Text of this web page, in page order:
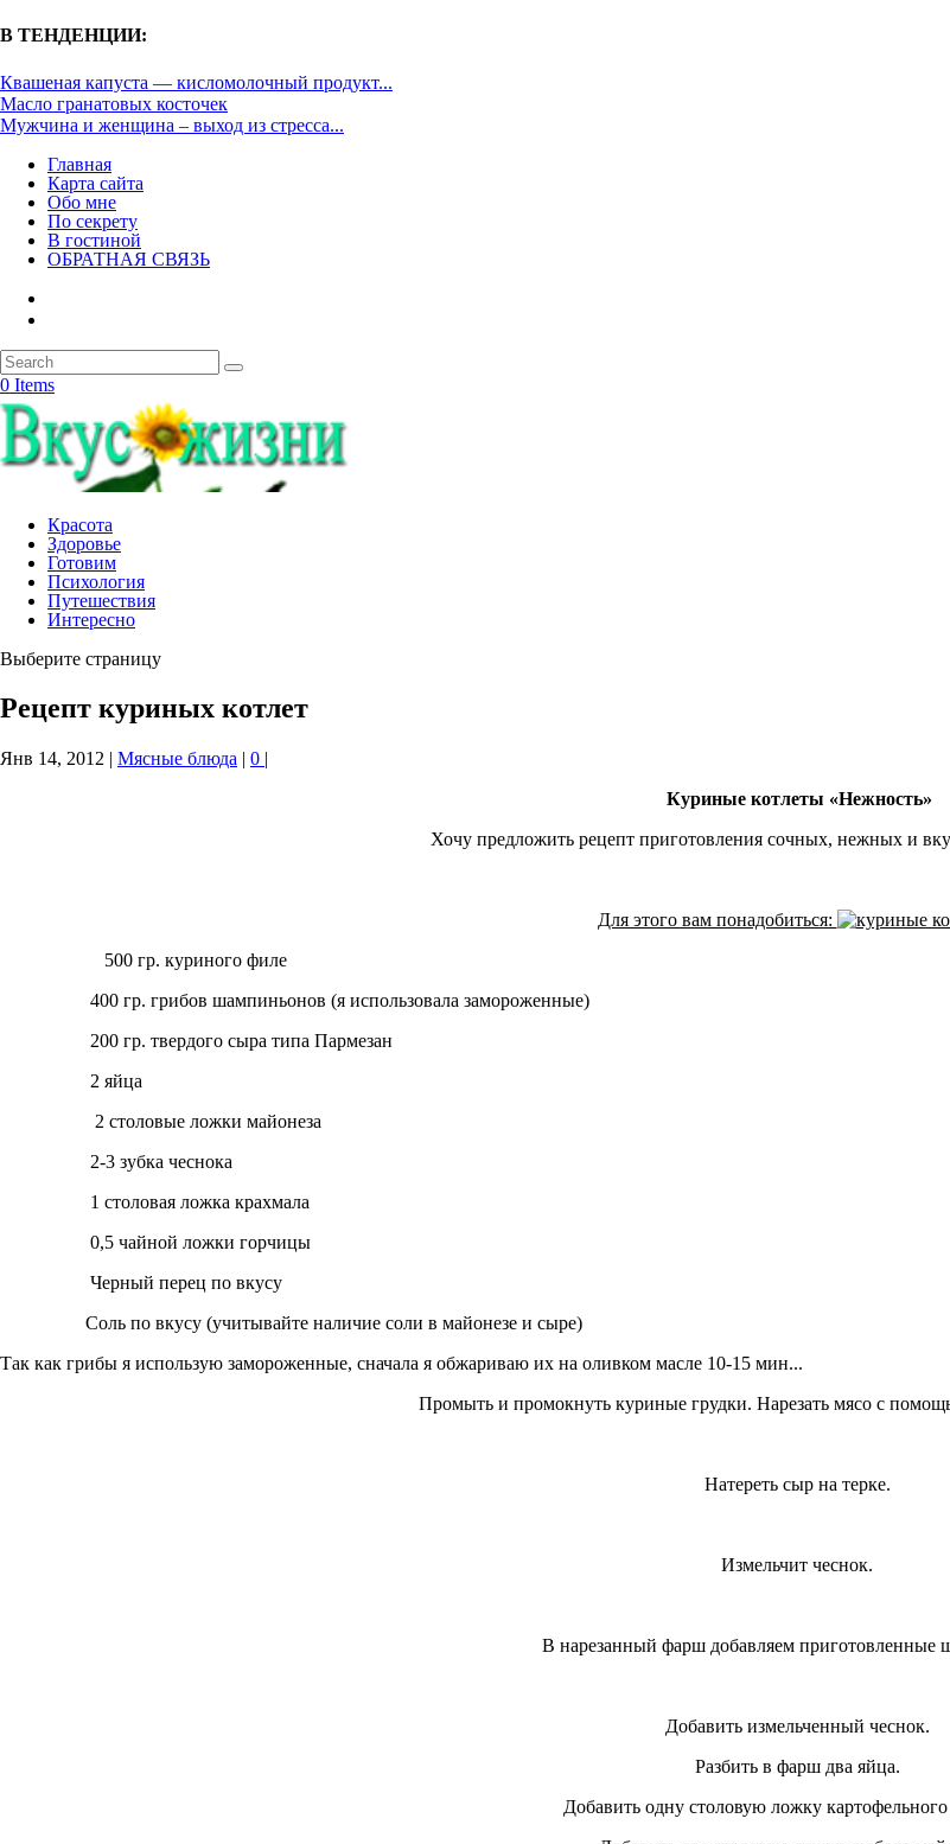
В ТЕНДЕНЦИИ:
Квашеная капуста — кисломолочный продукт...
Масло гранатовых косточек
Мужчина и женщина – выход из стресса...
Главная
Карта сайта
Обо мне
По секрету
В гостиной
ОБРАТНАЯ СВЯЗЬ
0 Items
Красота
Здоровье
Готовим
Психология
Путешествия
Интересно
Выберите страницу
Рецепт куриных котлет
Янв 14, 2012 | Мясные блюда | 0 |
Куриные котлеты «Нежность»
Хочу предложить рецепт приготовления сочных, нежных и
Для этого вам понадобиться:
500 гр. куриного филе
400 гр. грибов шампиньонов (я использовала замороженные)
200 гр. твердого сыра типа Пармезан
2 яйца
2 столовые ложки майонеза
2-3 зубка чеснока
1 столовая ложка крахмала
0,5 чайной ложки горчицы
Черный перец по вкусу
Соль по вкусу (учитывайте наличие соли в майонезе и сыре)
Так как грибы я использую замороженные, сначала я обжариваю их на оливком масле 10-15 мин...
Промыть и промокнуть куриные грудки. Нарезать мясо с
Натереть сыр на терке.
Измельчит чеснок.
В нарезанный фарш добавляем приготовленные
Добавить измельченный чеснок.
Разбить в фарш два яйца.
Добавить одну столовую ложку